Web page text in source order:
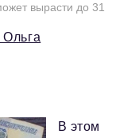
вырасти до 31
Ольга
В этом